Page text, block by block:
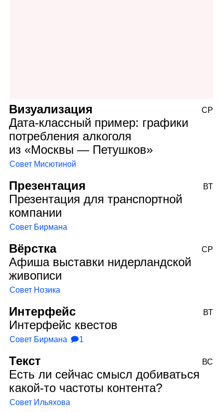
Визуализация
Дата‑классный пример: графики
потребления алкоголя
из «Москвы — Петушков»
Совет Мисютиной
СР
Презентация
Презентация для транспортной
компании
Совет Бирмана
ВТ
Вёрстка
Афиша выставки нидерландской
живописи
Совет Нозика
СР
Интерфейс
Интерфейс квестов
Совет Бирмана 🗩1
ВТ
Текст
Есть ли сейчас смысл добиваться
какой‑то частоты контента?
Совет Ильяхова
ВС